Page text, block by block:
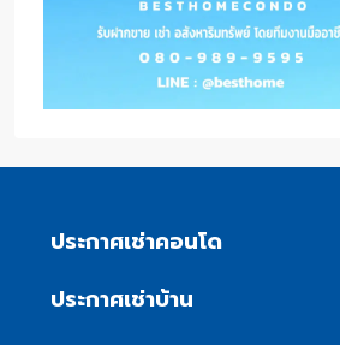
ประกาศเช่าคอนโด
ประกาศเช่าบ้าน